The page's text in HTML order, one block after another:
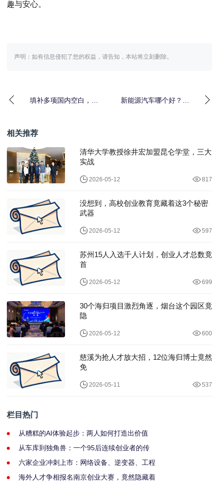
趣与安心。
声明：如有信息侵犯了您的权益，请告知，本站将立刻删除。
填补多项国内空白，恒
新能源汽车哪个好？长
相关推荐
清华大学教授徐井宏加盟昆仑学堂，三大
实战
2026-05-12 817
没想到，高校创业教育竟藏着这3个秘密
武器
2026-05-12 597
苏州15人入选千人计划，创业人才总数竟
首
2026-05-12 699
30个海归项目激烈角逐，烟台这个园区竟
隐
2026-05-12 600
慈溪为抢人才放大招，12位海归博士竟然
免
2026-05-11 537
栏目热门
从糟糕的AI体验起步：两人如何打造出价值
从车库到独角兽：一个95后连续创业者的传
六家企业冲刺上市：网络设备、逆变器、工程
海外人才争相报名南京创业大赛，竟然隐藏着